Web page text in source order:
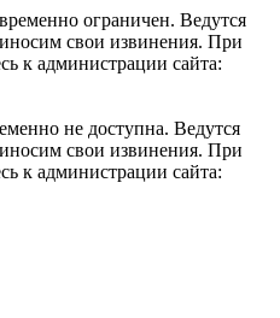
ограничен. Ведутся
свои извинения. При
к администрации сайта:
не доступна. Ведутся
свои извинения. При
к администрации сайта: